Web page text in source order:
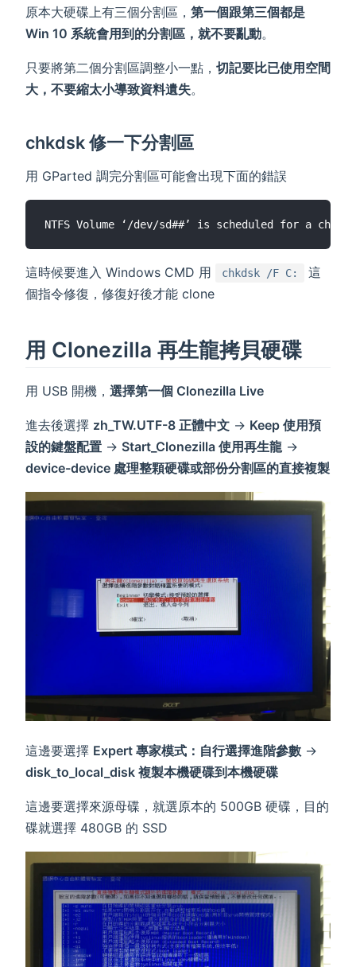
原本大硬碟上有三個分割區， 第一個跟第三個都是
Win 10 系統會用到的分割區，就不要亂動。
只要將第二個分割區調整小一點， 切記要比已使用空間
大，不要縮太小導致資料遺失。
chkdsk 修一下分割區
用 GParted 調完分割區可能會出現下面的錯誤
這時候要進入 Windows CMD 用 chkdsk /F C:
這
個指令修復，修復好後才能 clone
用 Clonezilla 再生龍拷貝硬碟
用 USB 開機， 選擇第一個 Clonezilla Live
進去後選擇 zh_TW.UTF-8 正體中文 → Keep 使用預
設的鍵盤配置 → Start_Clonezilla 使用再生龍 →
device-device 處理整顆硬碟或部份分割區的直接複製
這邊要選擇 Expert 專家模式：自行選擇進階參數 →
disk_to_local_disk 複製本機硬碟到本機硬碟
這邊要選擇來源母碟，就選原本的 500GB 硬碟，目的
碟就選擇 480GB 的 SSD